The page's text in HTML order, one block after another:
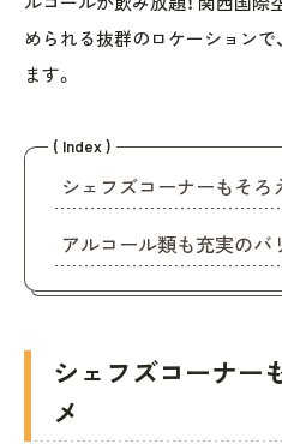
められる抜群のロケーションで
ます。
( Index )
シェフズコーナーもそろ
アルコール類も充実のバ
シェフズコーナー
メ